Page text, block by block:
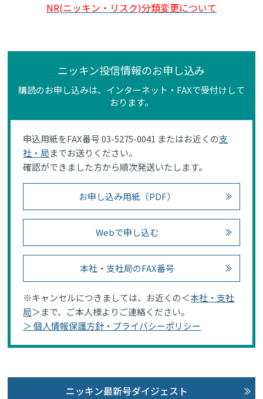
NR(ニッキン・リスク)分類変更について
ニッキン投信情報のお申し込み
購読のお申し込みは、インターネット・FAXで受付けして
おります。
申込用紙をFAX番号 03-5275-0041 またはお近くの支
社・局までお送りください。
確認ができました方から順次発送いたします。
お申し込み用紙（PDF）
Webで申し込む
本社・支社局のFAX番号
※キャンセルにつきましては、お近くの＜本社・支社
局＞まで、ご本人様よりご連絡ください。
＞ 個人情報保護方針・プライバシーポリシー
ニッキン最新号ダイジェスト